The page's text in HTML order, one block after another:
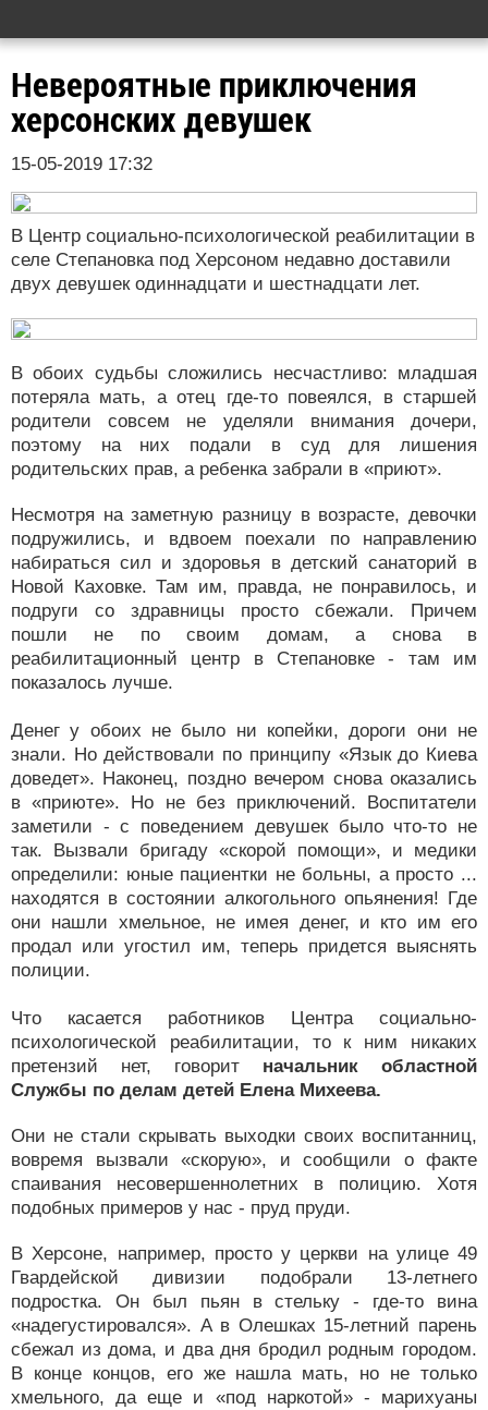
Невероятные приключения
херсонских девушек
15-05-2019 17:32
В Центр социально-психологической реабилитации в
селе Степановка под Херсоном недавно доставили
двух девушек одиннадцати и шестнадцати лет.
В обоих судьбы сложились несчастливо: младшая
потеряла мать, а отец где-то повеялся, в старшей
родители совсем не уделяли внимания дочери,
поэтому на них подали в суд для лишения
родительских прав, а ребенка забрали в «приют».
Несмотря на заметную разницу в возрасте, девочки
подружились, и вдвоем поехали по направлению
набираться сил и здоровья в детский санаторий в
Новой Каховке. Там им, правда, не понравилось, и
подруги со здравницы просто сбежали. Причем
пошли не по своим домам, а снова в
реабилитационный центр в Степановке - там им
показалось лучше.
Денег у обоих не было ни копейки, дороги они не
знали. Но действовали по принципу «Язык до Киева
доведет». Наконец, поздно вечером снова оказались
в «приюте». Но не без приключений. Воспитатели
заметили - с поведением девушек было что-то не
так. Вызвали бригаду «скорой помощи», и медики
определили: юные пациентки не больны, а просто ...
находятся в состоянии алкогольного опьянения! Где
они нашли хмельное, не имея денег, и кто им его
продал или угостил им, теперь придется выяснять
полиции.
Что касается работников Центра социально-
психологической реабилитации, то к ним никаких
претензий нет, говорит начальник областной
Службы по делам детей Елена Михеева.
Они не стали скрывать выходки своих воспитанниц,
вовремя вызвали «скорую», и сообщили о факте
спаивания несовершеннолетних в полицию. Хотя
подобных примеров у нас - пруд пруди.
В Херсоне, например, просто у церкви на улице 49
Гвардейской дивизии подобрали 13-летнего
подростка. Он был пьян в стельку - где-то вина
«надегустировался». А в Олешках 15-летний парень
сбежал из дома, и два дня бродил родным городом.
В конце концов, его же нашла мать, но не только
хмельного, да еще и «под наркотой» - марихуаны